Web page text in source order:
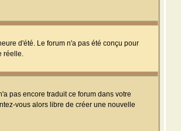
d'été. Le forum n'a pas été conçu pour
réelle.
pas encore traduit ce forum dans votre
vous alors libre de créer une nouvelle